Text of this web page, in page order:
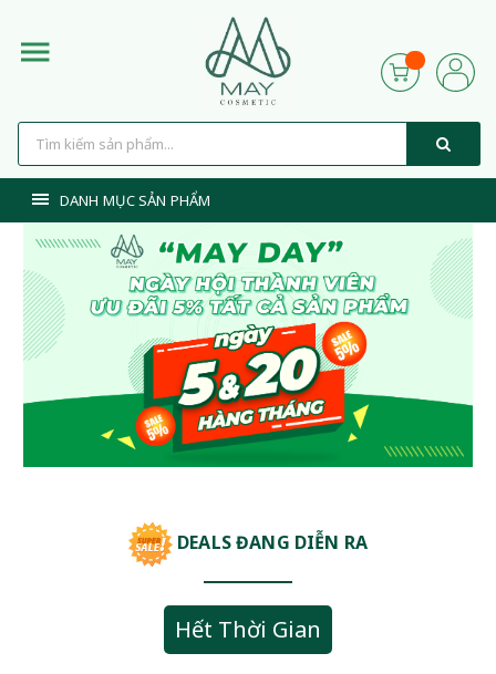
DANH MỤC SẢN PHẨM
DEALS ĐANG DIỄN RA
Hết Thời Gian